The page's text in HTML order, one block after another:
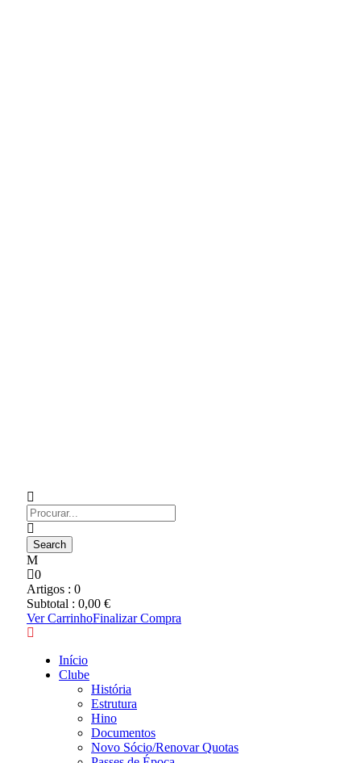
0
Artigos : 0
Subtotal : 0,00 €
Ver CarrinhoFinalizar Compra
Início
Clube
História
Estrutura
Hino
Documentos
Novo Sócio/Renovar Quotas